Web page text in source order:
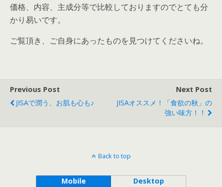
価格、内容、主成分等で比較しておりますのでとても分
かり易いです。
ご覧頂き、ご自身にあったものを見つけてくださいね。
Previous Post
JISAで潤う、お肌も心も♪
Next Post
JISAオススメ！「食欲の秋」の
強い味方！！
Back to top
Mobile Desktop